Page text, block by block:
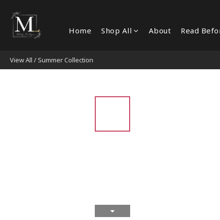
Home Shop All About Read
View All /Summer Collection